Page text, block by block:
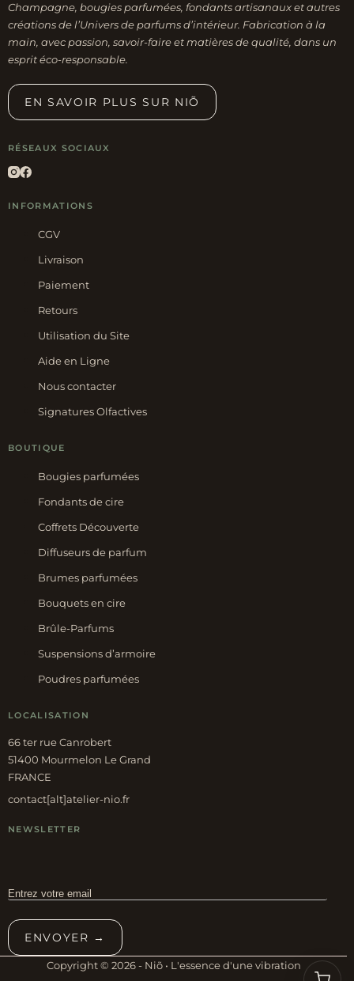
Champagne, bougies parfumées, fondants artisanaux et autres
créations de l’Univers de parfums d’intérieur. Fabrication à la
main, avec passion, savoir-faire et matières de qualité, dans un
esprit éco-responsable.
EN SAVOIR PLUS SUR NIÕ
RÉSEAUX SOCIAUX
INFORMATIONS
CGV
Livraison
Paiement
Retours
Utilisation du Site
Aide en Ligne
Nous contacter
Signatures Olfactives
BOUTIQUE
Bougies parfumées
Fondants de cire
Coffrets Découverte
Diffuseurs de parfum
Brumes parfumées
Bouquets en cire
Brûle-Parfums
Suspensions d’armoire
Poudres parfumées
LOCALISATION
66 ter rue Canrobert
51400 Mourmelon Le Grand
FRANCE
contact[alt]atelier-nio.fr
NEWSLETTER
ENVOYER →
Copyright © 2026 - Niõ • L'essence d'une vibration